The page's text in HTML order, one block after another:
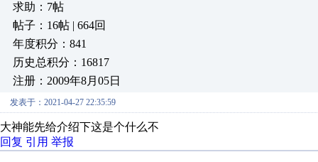
求助：7帖
帖子：16帖 | 664回
年度积分：841
历史总积分：16817
注册：2009年8月05日
发表于：2021-04-27 22:35:59
大神能先给介绍下这是个什么不
回复 引用 举报